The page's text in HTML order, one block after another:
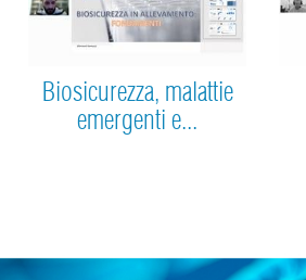
Biosicurezza, malattie
emergenti e...